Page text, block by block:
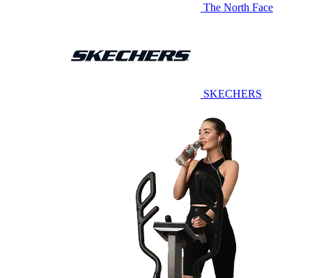
The North Face
SKECHERS